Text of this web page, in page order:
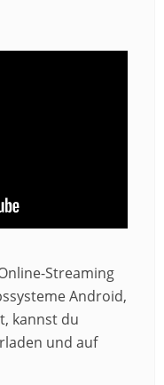
Streaming
Android,
kannst du
und auf